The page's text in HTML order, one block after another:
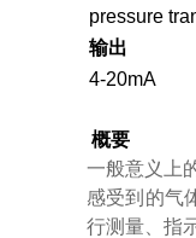
pressure
输出
4-20mA
概要
一般意义上
感受到的气
行测量、指